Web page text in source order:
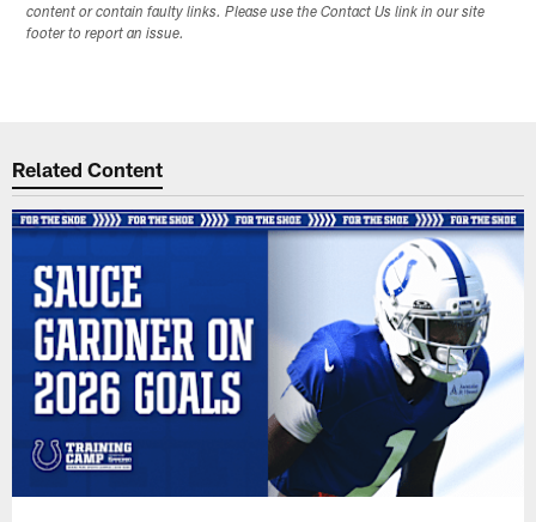
content or contain faulty links. Please use the Contact Us link in our site
footer to report an issue.
Related Content